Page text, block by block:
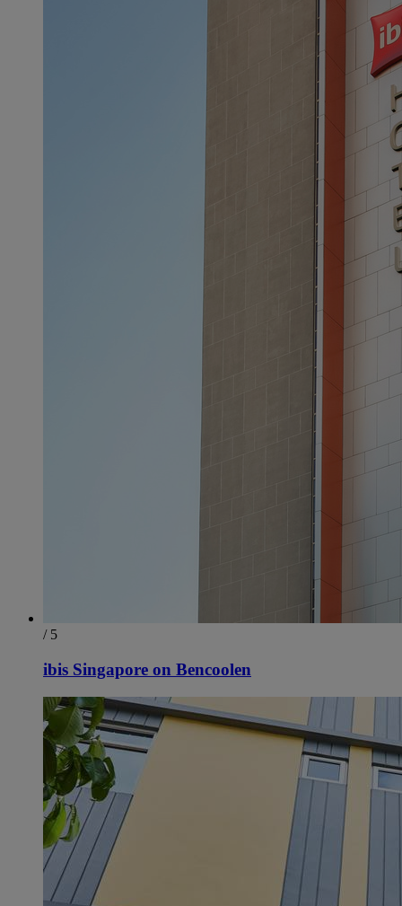
/ 5
ibis Singapore on Bencoolen